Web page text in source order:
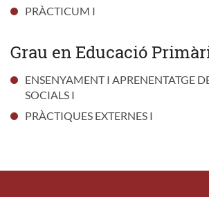
PRÀCTICUM I
Grau en Educació
ENSENYAMENT I APRENENTATGE
SOCIALS I
PRÀCTIQUES EXTERNES I